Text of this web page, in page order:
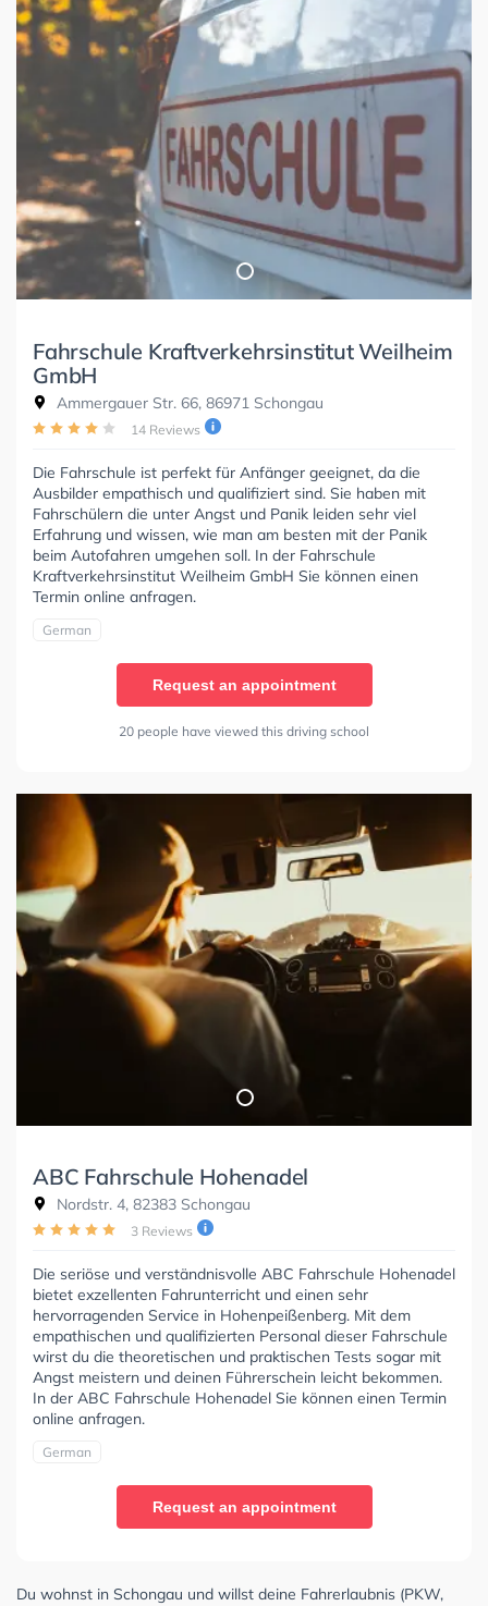
Fahrschule Kraftverkehrsinstitut Weilheim
GmbH
Ammergauer Str. 66, 86971 Schongau
14 Reviews
Die Fahrschule ist perfekt für Anfänger geeignet, da die
Ausbilder empathisch und qualifiziert sind. Sie haben mit
Fahrschülern die unter Angst und Panik leiden sehr viel
Erfahrung und wissen, wie man am besten mit der Panik
beim Autofahren umgehen soll. In der Fahrschule
Kraftverkehrsinstitut Weilheim GmbH Sie können einen
Termin online anfragen.
German
Request an appointment
20 people have viewed this driving school
ABC Fahrschule Hohenadel
Nordstr. 4, 82383 Schongau
3 Reviews
Die seriöse und verständnisvolle ABC Fahrschule Hohenadel
bietet exzellenten Fahrunterricht und einen sehr
hervorragenden Service in Hohenpeißenberg. Mit dem
empathischen und qualifizierten Personal dieser Fahrschule
wirst du die theoretischen und praktischen Tests sogar mit
Angst meistern und deinen Führerschein leicht bekommen.
In der ABC Fahrschule Hohenadel Sie können einen Termin
online anfragen.
German
Request an appointment
Du wohnst in Schongau und willst deine Fahrerlaubnis (PKW,